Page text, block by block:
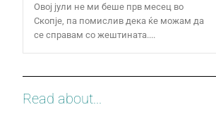
Овој јули не ми беше прв месец во
Скопје, па помислив дека ќе можам да
се справам со жештината....
Read about...